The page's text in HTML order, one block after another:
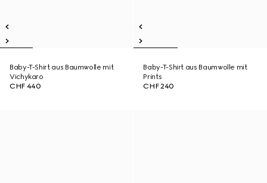
Baby-T-Shirt aus Baumwolle mit
Vichykaro
CHF 440
Baby-T-Shirt aus Baumwolle mit
Prints
CHF 240